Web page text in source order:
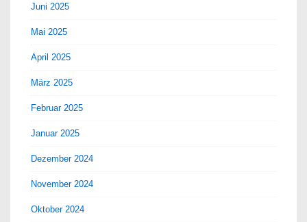
Juni 2025
Mai 2025
April 2025
März 2025
Februar 2025
Januar 2025
Dezember 2024
November 2024
Oktober 2024